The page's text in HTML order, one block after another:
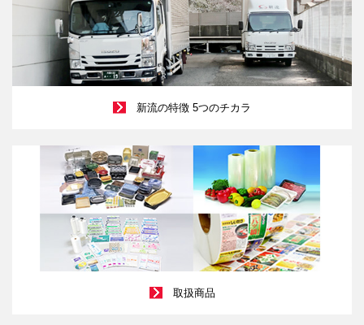
新流の特徴 5つのチカラ
取扱商品